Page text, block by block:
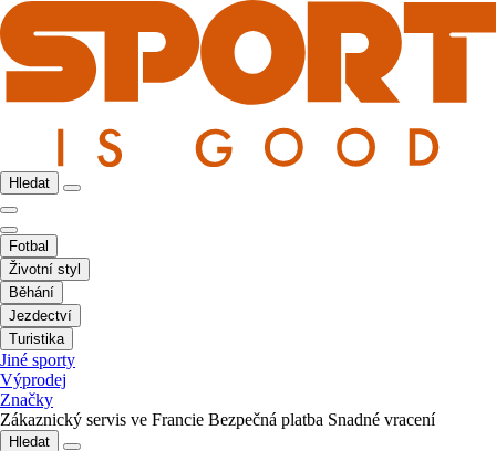
Hledat
Fotbal
Životní styl
Běhání
Jezdectví
Turistika
Jiné sporty
Výprodej
Značky
Zákaznický servis ve Francie Bezpečná platba Snadné vracení
Hledat